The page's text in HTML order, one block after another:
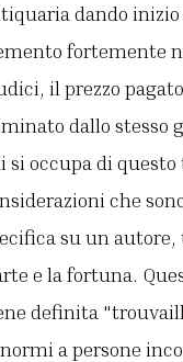
dando
fortemente
il prezzo
dallo stesso
si occupa di
che
su un autore,
e la fortuna.
definita
a persone